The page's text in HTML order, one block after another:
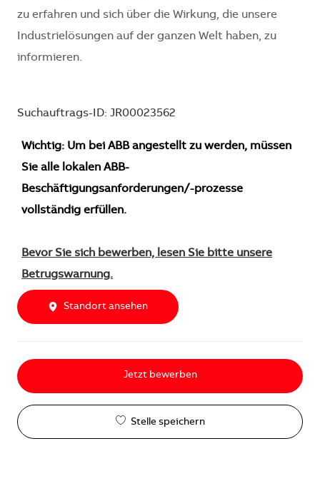
zu erfahren und sich über die Wirkung, die unsere
Industrielösungen auf der ganzen Welt haben, zu
informieren.
Suchauftrags-ID: JR00023562
Wichtig: Um bei ABB angestellt zu werden, müssen
Sie alle lokalen ABB-
Beschäftigungsanforderungen/-prozesse
vollständig erfüllen.
Bevor Sie sich bewerben, lesen Sie bitte unsere
Betrugswarnung.
Standort ansehen
Jetzt bewerben
Stelle speichern